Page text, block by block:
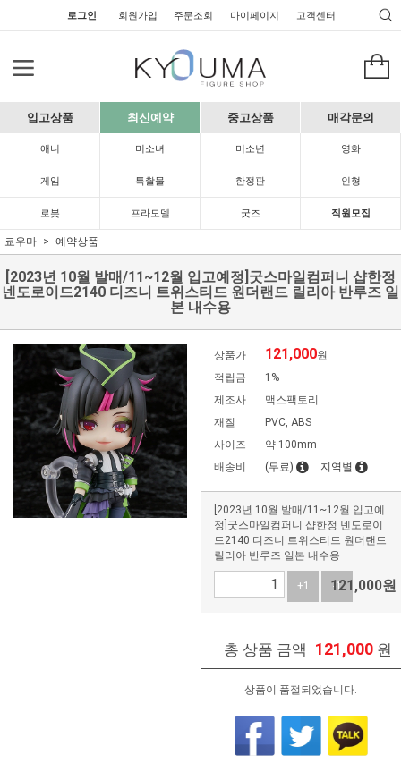
로그인 회원가입 주문조회 마이페이지 고객센터
입고상품 최신예약 중고상품 매각문의
애니 미소녀 미소년 영화
게임 특촬물 한정판 인형
로봇 프라모델 굿즈 직원모집
쿄우마 예약상품
[2023년 10월 발매/11~12월 입고예정]굿스마일컴퍼니 샵한정
넨도로이드2140 디즈니 트위스티드 원더랜드 릴리아 반루즈 일
본 내수용
상품가 121,000원
적립금
1%
제조사
맥스팩토리
재질
PVC, ABS
사이즈
약 100mm
배송비
(무료) 지역별
[2023년 10월 발매/11~12월 입고예
정]굿스마일컴퍼니 샵한정 넨도로이
드2140 디즈니 트위스티드 원더랜드
릴리아 반루즈 일본 내수용
+1 -1
121,000원
총 상품 금액 121,000 원
상품이 품절되었습니다.